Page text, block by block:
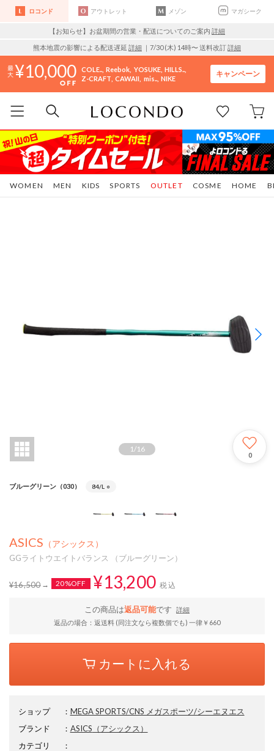
ロコンド アウトレット メゾン マガシーク
【お知らせ】お盆期間の営業・配送についてのご案内 詳細
熊本地震の影響による配送遅延 詳細 ｜7/30 (木) 14時〜 送料改訂詳細
10,000 COLE.. Reebok YOSUKE HILLS..
Z-CRAFT CAWAII mis.. NIKE
キャンペーン
WOMEN MEN KIDS SPORTS COSME HOME
OUTLET
1 /16
0
ブルーグリーン（030） 84/L ○
ASICS （アシックス）
GGライトウエイトバランス （ブルーグリーン）
¥16,500 20%OFF ¥13,200 税込
この商品は返品可能です
詳細
返品の場合：返送料 (同注文なら複数個でも) 一律￥660
カートに入れる
ショップ ： MEGA SPORTS/CNS メガスポーツ/シーエヌエス
ブランド
： ASICS （アシックス）
カテゴリ
：